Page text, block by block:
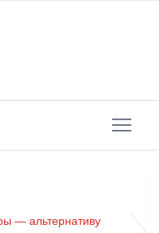
— альтернативу